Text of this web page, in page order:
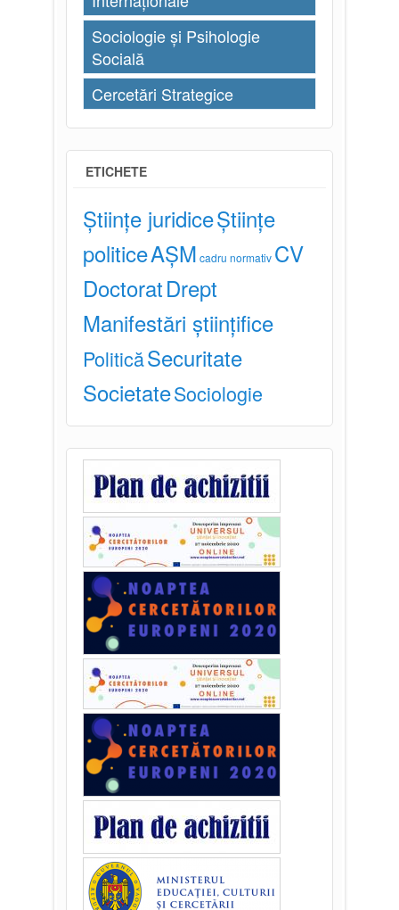
Sociologie și Psihologie
Socială
Cercetări Strategice
ETICHETE
Științe juridiceȘtiințe
politiceAȘM cadru normativ CV
DoctoratDrept
Manifestări științifice
PoliticăSecuritate
SocietateSociologie